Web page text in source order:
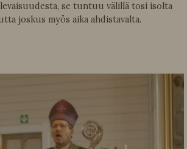
se tuntuu välillä tosi isolta
joskus myös aika ahdistavalta.